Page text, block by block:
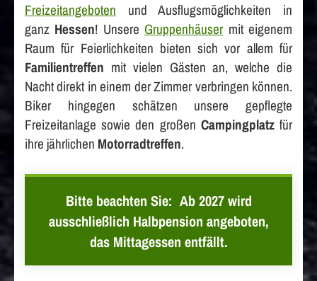
Freizeitangeboten und Ausflugsmöglichkeiten in
ganz Hessen! Unsere Gruppenhäusermit eigenem
Raum für Feierlichkeiten bieten sich vor allem für
Familientreffen mit vielen Gästen an, welche die
Nacht direkt in einem der Zimmer verbringen können.
Biker hingegen schätzen unsere gepflegte
Freizeitanlage sowie den großen Campingplatzfür
ihre jährlichen Motorradtreffen.
Bitte beachten Sie: Ab 2027 wird
ausschließlich Halbpension angeboten,
das Mittagessen entfällt.